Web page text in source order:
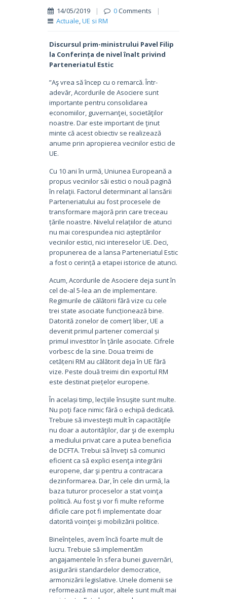
14/05/2019 | 0Comments
|
Actuale,UE si RM
Discursul prim-ministrului Pavel Filip
la Conferința de nivel înalt privind
Parteneriatul Estic
”Aş vrea să încep cu o remarcă. Într-
adevăr, Acordurile de Asociere sunt
importante pentru consolidarea
economiilor, guvernanţei, societăţilor
noastre. Dar este important de ţinut
minte că acest obiectiv se realizează
anume prin apropierea vecinilor estici de
UE.
Cu 10 ani în urmă, Uniunea Europeană a
propus vecinilor săi estici o nouă pagină
în relaţii. Factorul determinant al lansării
Parteneriatului au fost procesele de
transformare majoră prin care treceau
țările noastre. Nivelul relațiilor de atunci
nu mai corespundea nici așteptărilor
vecinilor estici, nici intereselor UE. Deci,
propunerea de a lansa Parteneriatul Estic
a fost o cerință a etapei istorice de atunci.
Acum, Acordurile de Asociere deja sunt în
cel de-al 5-lea an de implementare.
Regimurile de călătorii fără vize cu cele
trei state asociate funcționează bine.
Datorită zonelor de comerț liber, UE a
devenit primul partener comercial și
primul investitor în ţările asociate. Cifrele
vorbesc de la sine. Doua treimi de
cetățeni RM au călătorit deja în UE fără
vize. Peste două treimi din exportul RM
este destinat piețelor europene.
În același timp, lecţiile însuşite sunt multe.
Nu poţi face nimic fără o echipă dedicată.
Trebuie să investeşti mult în capacităţile
nu doar a autorităţilor, dar şi de exemplu
a mediului privat care a putea beneficia
de DCFTA. Trebui să înveţi să comunici
eficient ca să explici esenţa integrării
europene, dar şi pentru a contracara
dezinformarea. Dar, în cele din urmă, la
baza tuturor proceselor a stat voinţa
politică. Au fost şi vor fi multe reforme
dificile care pot fi implementate doar
datorită voinţei şi mobilizării politice.
Bineînțeles, avem încă foarte mult de
lucru. Trebuie să implementăm
angajamentele în sfera bunei guvernări,
asigurării standardelor democratice,
armonizării legislative. Unele domenii se
reformează mai uşor, altele sunt mult mai